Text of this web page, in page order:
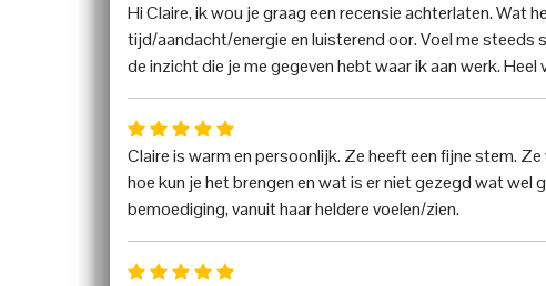
Hi Claire, ik wou je graag een recensie achterlaten. Wat
tijd/aandacht/energie en luisterend oor. Voel me
de inzicht die je me gegeven hebt waar ik aan werk. Heel
Claire is warm en persoonlijk. Ze heeft een fijne stem.
hoe kun je het brengen en wat is er niet gezegd wat
bemoediging, vanuit haar heldere voelen/zien.